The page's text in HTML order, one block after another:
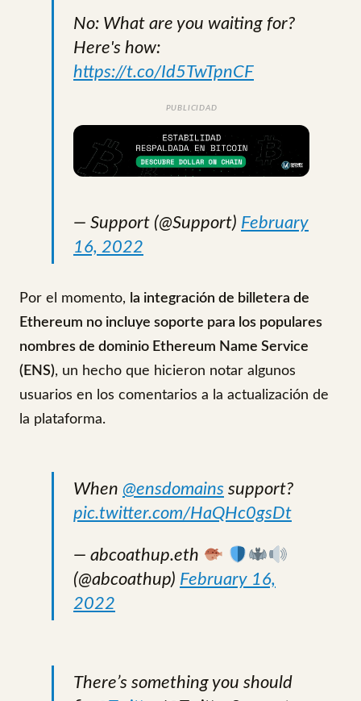
No: What are you waiting for?
Here's how:
https://t.co/Id5TwTpnCF
PUBLICIDAD
— Support (@Support) February
16, 2022
Por el momento, la integración de billetera de
Ethereum no incluye soporte para los populares
nombres de dominio Ethereum Name Service
(ENS), un hecho que hicieron notar algunos
usuarios en los comentarios a la actualización de
la plataforma.
When @ensdomains support?
pic.twitter.com/HaQHc0gsDt
— abcoathup.eth
(@abcoathup) February 16,
2022
There’s something you should